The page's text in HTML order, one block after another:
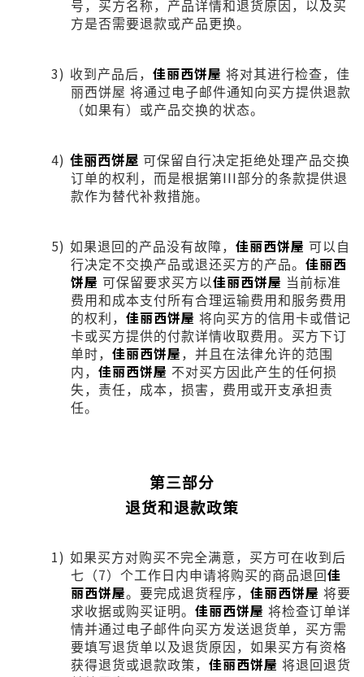
号，买方名称，产品详情和退货原因，以及买
方是否需要退款或产品更换。
3) 收到产品后， 佳丽西饼屋 将对其进行检查，佳
丽西饼屋 将通过电子邮件通知向买方提供退款
（如果有）或产品交换的状态。
4) 佳丽西饼屋 可保留自行决定拒绝处理产品交换
订单的权利，而是根据第III部分的条款提供退
款作为替代补救措施。
5) 如果退回的产品没有故障， 佳丽西饼屋 可以自
行决定不交换产品或退还买方的产品。 佳丽西
饼屋 可保留要求买方以佳丽西饼屋 当前标准
费用和成本支付所有合理运输费用和服务费用
的权利， 佳丽西饼屋 将向买方的信用卡或借记
卡或买方提供的付款详情收取费用。买方下订
单时， 佳丽西饼屋 ，并且在法律允许的范围
内， 佳丽西饼屋 不对买方因此产生的任何损
失，责任，成本，损害，费用或开支承担责
任。
第三部分
退货和退款政策
1) 如果买方对购买不完全满意，买方可在收到后
七（7）个工作日内申请将购买的商品退回 佳
丽西饼屋。要完成退货程序， 佳丽西饼屋 将要
求收据或购买证明。 佳丽西饼屋 将检查订单详
情并通过电子邮件向买方发送退货单，买方需
要填写退货单以及退货原因，如果买方有资格
获得退货或退款政策， 佳丽西饼屋 将退回退货